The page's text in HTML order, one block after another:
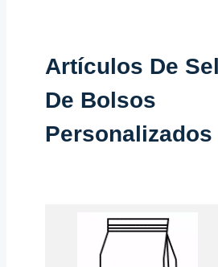
Artículos De
De Bolsos
Personalizados